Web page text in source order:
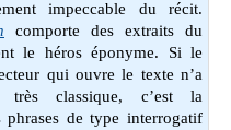
impeccable du récit.
comporte des extraits du
le héros éponyme. Si le
qui ouvre le texte n’a
classique, c’est la
phrases de type interrogatif